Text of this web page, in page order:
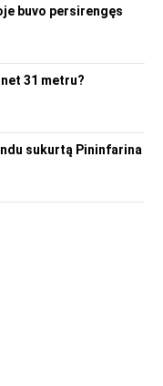
buvo persirengęs
31 metru?
sukurtą Pininfarina